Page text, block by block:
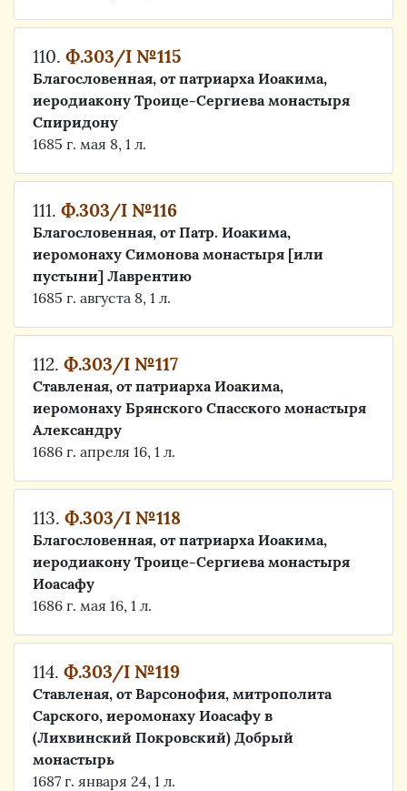
110. Ф.303/I №115
Благословенная, от патриарха Иоакима,
иеродиакону Троице-Сергиева монастыря
Спиридону
1685 г. мая 8, 1 л.
111. Ф.303/I №116
Благословенная, от Патр. Иоакима,
иеромонаху Симонова монастыря [или
пустыни] Лаврентию
1685 г. августа 8, 1 л.
112. Ф.303/I №117
Ставленая, от патриарха Иоакима,
иеромонаху Брянского Спасского монастыря
Александру
1686 г. апреля 16, 1 л.
113. Ф.303/I №118
Благословенная, от патриарха Иоакима,
иеродиакону Троице-Сергиева монастыря
Иоасафу
1686 г. мая 16, 1 л.
114. Ф.303/I №119
Ставленая, от Варсонофия, митрополита
Сарского, иеромонаху Иоасафу в
(Лихвинский Покровский) Добрый
монастырь
1687 г. января 24, 1 л.